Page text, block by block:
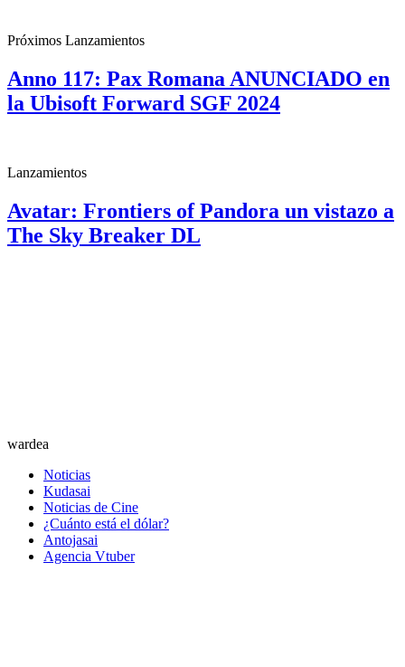
Próximos Lanzamientos
Anno 117: Pax Romana ANUNCIADO en
la Ubisoft Forward SGF 2024
Lanzamientos
Avatar: Frontiers of Pandora un vistazo a
The Sky Breaker DL
wardea
Noticias
Kudasai
Noticias de Cine
¿Cuánto está el dólar?
Antojasai
Agencia Vtuber